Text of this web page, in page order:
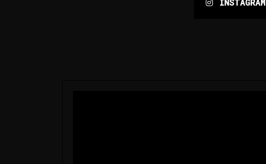
INSTAGRAM